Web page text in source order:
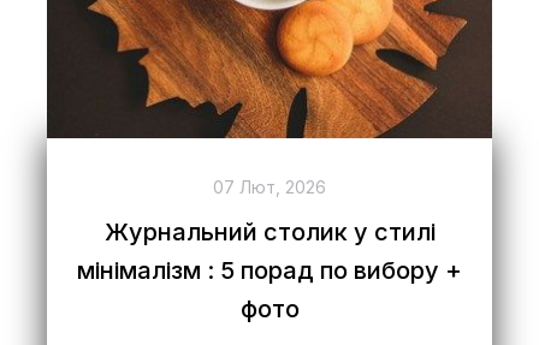
07 Лют, 2026
Журнальний столик у стилі
мінімалізм : 5 порад по вибору +
фото